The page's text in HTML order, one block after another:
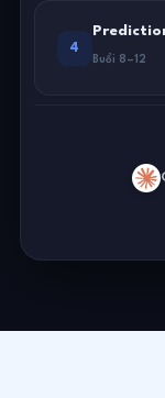
4
Buổi 8–12